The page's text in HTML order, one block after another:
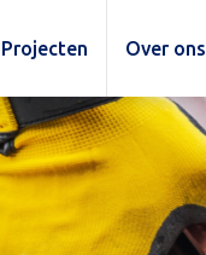
Projecten Over ons